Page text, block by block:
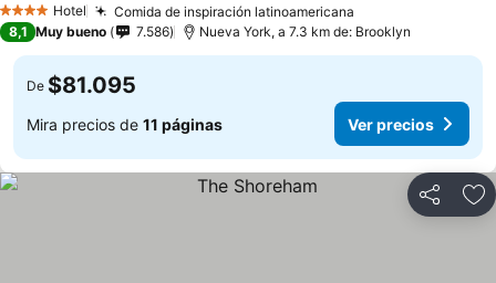
4 EstrellasHotel Comida de inspiración latinoamericana
8,1 Muy bueno 7.586 Nueva York, a 7.3 km de: Brooklyn
De $81.095
Mira precios de 11 páginas Ver precios
Compartir